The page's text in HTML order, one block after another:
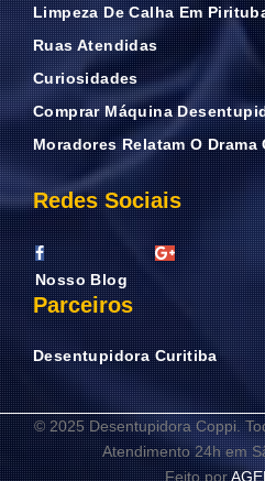
Limpeza De Calha Em
Ruas Atendidas
Curiosidades
Comprar Máquina
Moradores Relatam O Drama
Redes Sociais
Nosso Blog
Parceiros
Desentupidora Curitiba
© 2025 Desentupidora Coppi.
Atendimento 24h em
Feito por